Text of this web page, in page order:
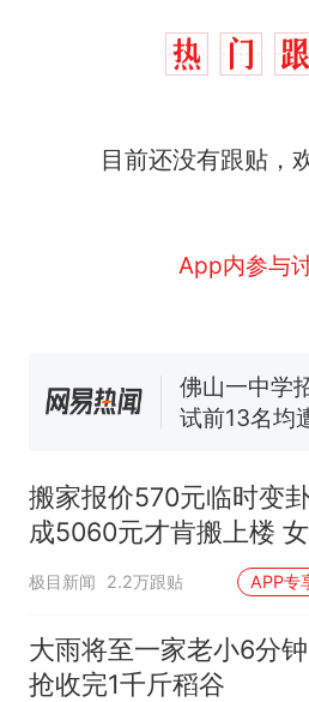
目前还没有跟贴，
App内参与
热
那个在
交5060元才
空调24小时
已叫停招聘
核查
“不建议大
搜，网友：
因老师一句
人生
搬家报价570元临时变
成5060元才肯搬上楼 女
子傻眼
极目新闻 2.2万跟贴 APP专
大雨将至一家老小6分钟
抢收完1千斤稻谷